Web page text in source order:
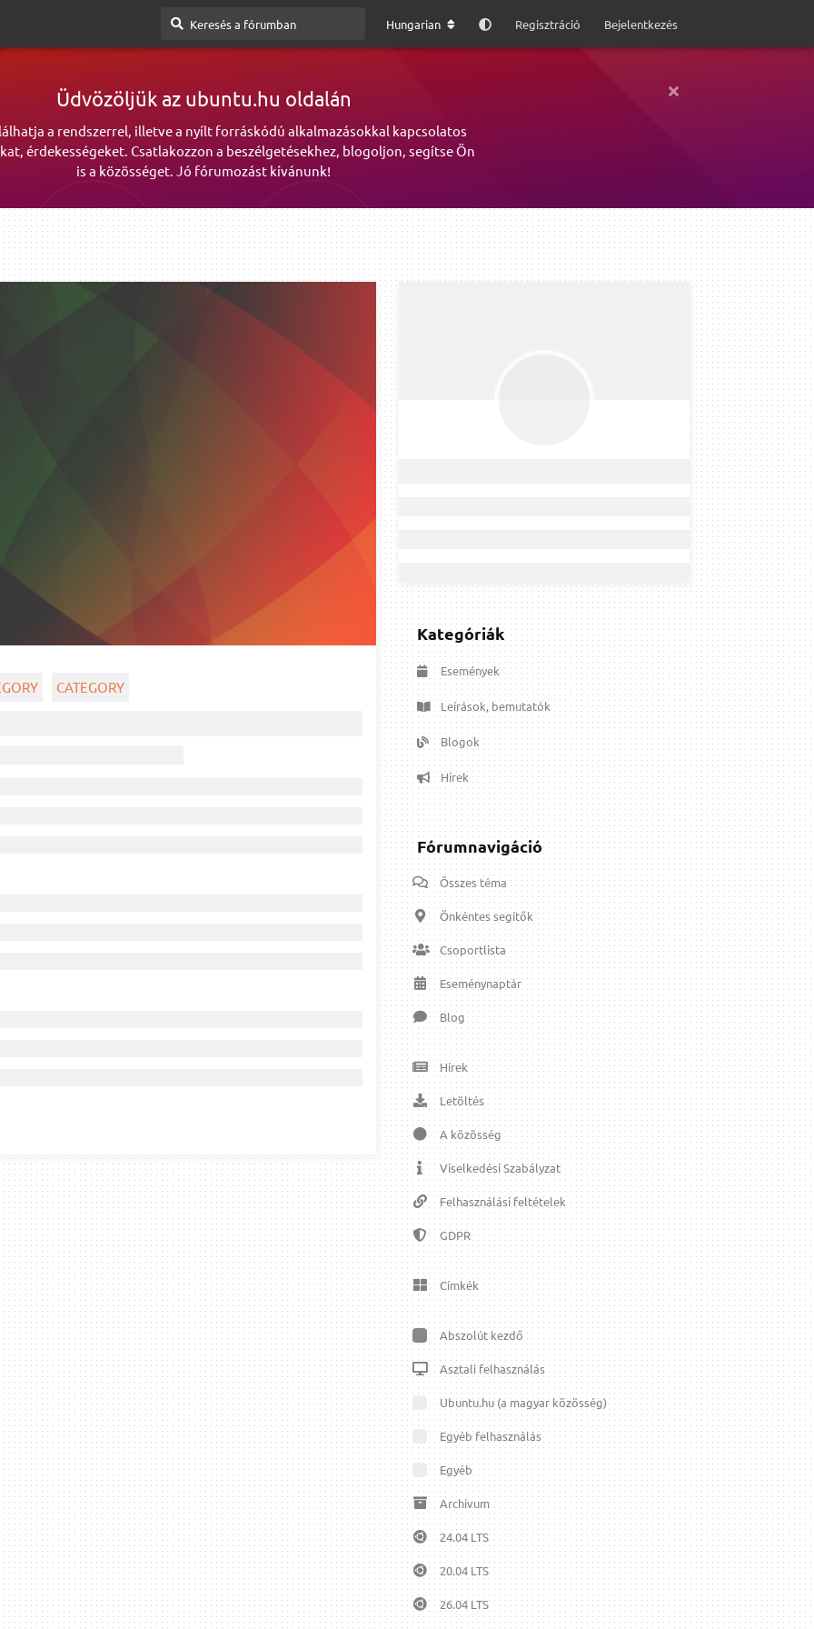
Hungarian Regisztráció Bejelentkezés
Üdvözöljük az ubuntu.hu oldalán
a rendszerrel, illetve a nyílt forráskódú alkalmazásokkal kapcsolatos
érdekességeket. Csatlakozzon a beszélgetésekhez, blogoljon, segítse Ön
is a közösséget. Jó fórumozást kívánunk!
CATEGORY
Kategóriák
Események
Leírások, bemutatók
Blogok
Hírek
Fórumnavigáció
Összes téma
Önkéntes segítők
Csoportlista
Eseménynaptár
Blog
Hírek
Letöltés
A közösség
Viselkedési Szabályzat
Felhasználási feltételek
GDPR
Címkék
Abszolút kezdő
Asztali felhasználás
Ubuntu.hu (a magyar közösség)
Egyéb felhasználás
Egyéb
Archívum
24.04 LTS
20.04 LTS
26.04 LTS